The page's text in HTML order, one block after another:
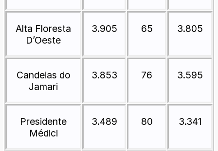
Alta Floresta
D’Oeste
3.905 65 3.805
Candeias do
Jamari
3.853 76 3.595
Presidente
Médici
3.489 80 3.341